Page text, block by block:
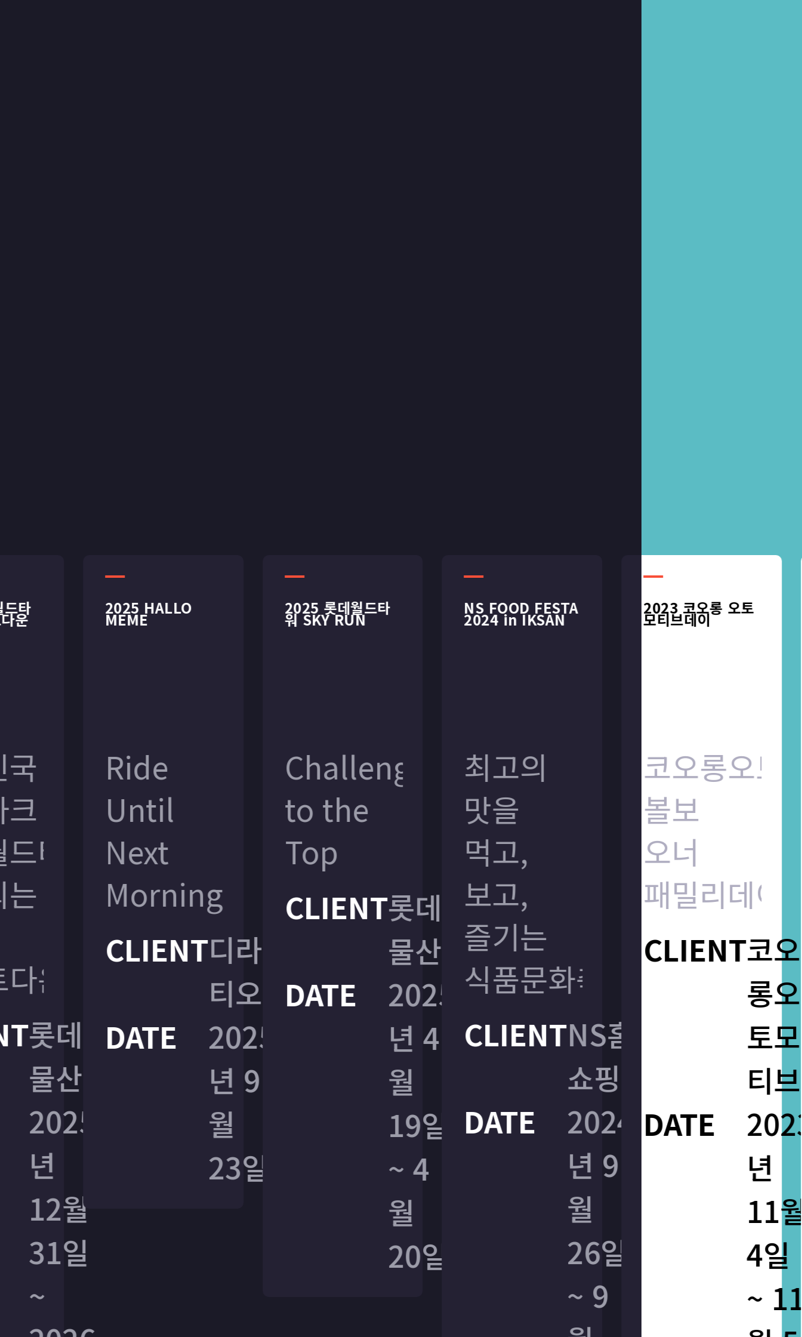
타워에서
운
롯데
물산
2025
년
12월
31일
~
2025 HALLO
MEME
Ride
Until
Next
Morning
CLIENT디라
티오
DATE
2025
년 9
월
23일
2025 롯데월드타
워 SKY RUN
Challenge
to the
Top
CLIENT롯데
물산
DATE
2025
년 4
월
19일
~ 4
월
20일
NS FOOD FESTA
2024 in IKSAN
최고의
맛을
먹고,
보고,
즐기는
식품문화축제
CLIENTNS홈
쇼핑
DATE
2024
년 9
월
26일
~ 9
2023 코오롱 오토
모티브데이
코오롱오토
볼보
오너
패밀리데이
CLIENT코오
롱오
토모
티브
DATE
2023
년
11월
4일
~ 11
타워에서
운
롯데
물산
2025
년
12월
31일
~
2025 HALLO
MEME
Ride
Until
Next
Morning
CLIENT디라
티오
DATE
2025
년 9
월
23일
2025 롯데월드타
워 SKY RUN
Challenge
to the
Top
CLIENT롯데
물산
DATE
2025
년 4
월
19일
~ 4
월
20일
NS FOOD FESTA
2024 in IKSAN
최고의
맛을
먹고,
보고,
즐기는
식품문화축제
CLIENTNS홈
쇼핑
DATE
2024
년 9
월
26일
~ 9
2023 코오롱 오토
모티브데이
코오롱오토
볼보
오너
패밀리데이
CLIENT코오
롱오
토모
티브
DATE
2023
년
11월
4일
~ 11